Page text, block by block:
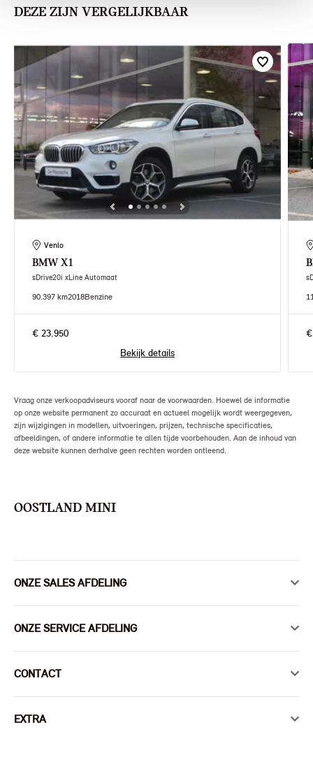
DEZE ZIJN VERGELIJKBAAR
Venlo
BMW X1
sDrive20i xLine Automaat
90.397 km2018Benzine
€ 23.950
Bekijk details
Vraag onze verkoopadviseurs vooraf naar de voorwaarden. Hoewel de informatie
op onze website permanent zo accuraat en actueel mogelijk wordt weergegeven,
zijn wijzigingen in modellen, uitvoeringen, prijzen, technische specificaties,
afbeeldingen, of andere informatie te allen tijde voorbehouden. Aan de inhoud van
deze website kunnen derhalve geen rechten worden ontleend.
OOSTLAND MINI
ONZE SALES AFDELING
ONZE SERVICE AFDELING
CONTACT
EXTRA